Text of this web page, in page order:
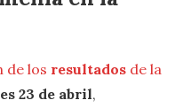
de los resultados de la
23 de abril,